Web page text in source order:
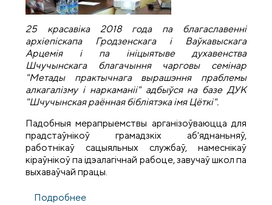
25 красавіка 2018 года па благаславенні
архіепіскапа Гродзенскага і Ваўкавыскага
Арцемія і па ініцыятыве духавенства
Шчучынскага благачыння чарговы семінар
"Метады практычнага вырашэння праблемы
алкагалізму і наркаманіі" адбыўся на базе ДУК
"Шчучынская раённая бібліятэка імя Цёткі".
Падобныя мерапрыемствы арганізоўваюцца для
прадстаўнікоў грамадзкіх аб'яднаньняў,
работнікаў сацыяльных службаў, намеснікаў
кіраўнікоў па ідэалагічнай рабоце, завучаў школ па
выхаваўчай працы.
Подробнее